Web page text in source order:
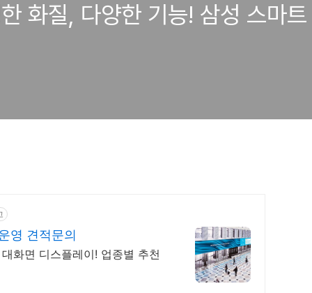
화질, 다양한 기능! 삼성 스마
영 견적문의
화면 디스플레이! 업종별 추천